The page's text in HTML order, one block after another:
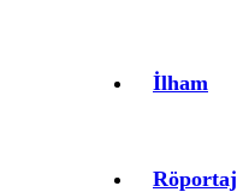
İlham
Röportaj